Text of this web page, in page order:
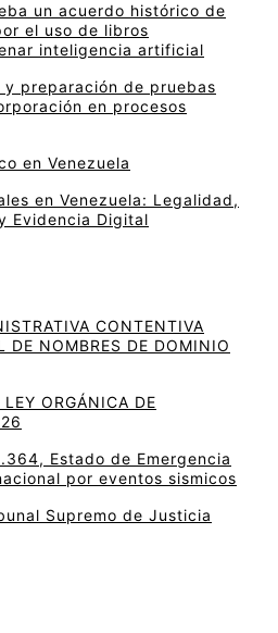
un acuerdo histórico de
el uso de libros
inteligencia artificial
preparación de pruebas
en procesos
en Venezuela
en Venezuela: Legalidad,
Evidencia Digital
CONTENTIVA
DE NOMBRES DE DOMINIO
ORGÁNICA DE
Estado de Emergencia
por eventos sismicos
Supremo de Justicia